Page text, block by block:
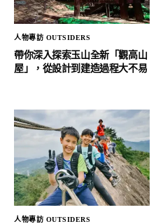
人物專訪 OUTSIDERS
帶你深入探索玉山全新「觀高山
屋」，從設計到建造過程大不易
人物專訪 OUTSIDERS